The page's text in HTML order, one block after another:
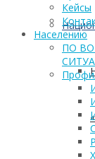
Кейсы
Населению
ПО